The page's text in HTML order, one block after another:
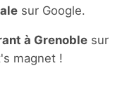
sur Google.
à Grenoble sur
magnet !